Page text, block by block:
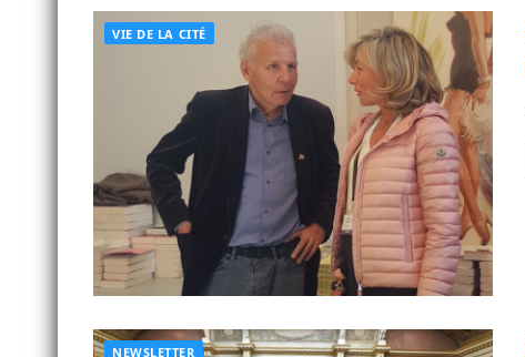
VIE DE LA CITÉ
NEWSLETTER